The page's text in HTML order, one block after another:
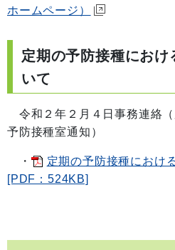
ホームページ）
定期の予防接種におけ
いて
令和２年２月４日事務連絡
予防接種室通知）
・
定期の予防接種におけ
[PDF：524KB]